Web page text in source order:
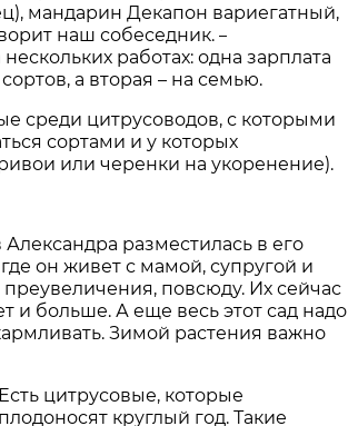
мандарин Декапон вариегатный,
наш собеседник. –
работах: одна зарплата
а вторая – на семью.
среди цитрусоводов, с которыми
сортами и у которых
или черенки на укоренение).
разместилась в его
он живет с мамой, супругой и
повсюду. Их сейчас
и больше. А еще весь этот сад надо
Зимой растения важно
Есть цитрусовые, которые
плодоносят круглый год. Такие